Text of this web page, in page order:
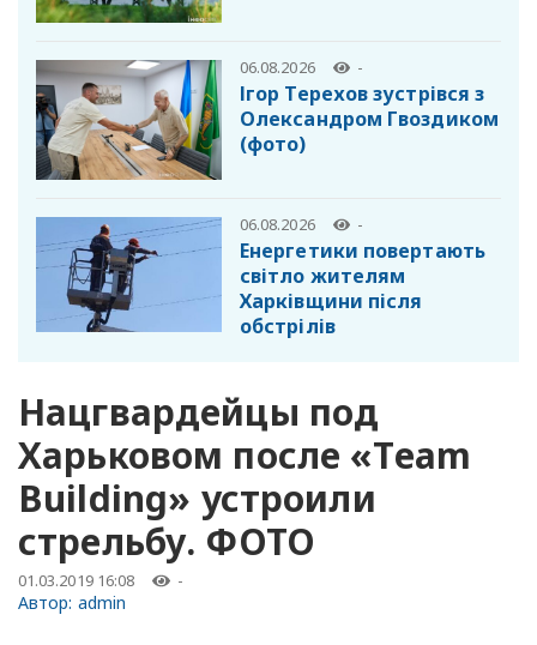
06.08.2026 -
Ігор Терехов зустрівся з
Олександром Гвоздиком
(фото)
06.08.2026 -
Енергетики повертають
світло жителям
Харківщини після
обстрілів
Нацгвардейцы под
Харьковом после «Тeam
Building» устроили
стрельбу. ФОТО
01.03.2019 16:08 -
Автор: admin